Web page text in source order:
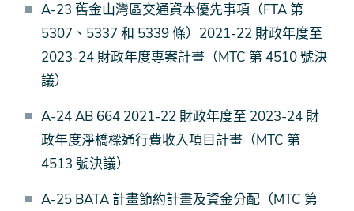
A-23 舊金山灣區交通資本優先事項（FTA 第
5307、5337 和 5339 條）2021-22 財政年度至
2023-24 財政年度專案計畫（MTC 第 4510 號決
議）
A-24 AB 664 2021-22 財政年度至 2023-24 財
政年度淨橋樑通行費收入項目計畫（MTC 第
4513 號決議）
A-25 BATA 計畫節約計畫及資金分配（MTC 第